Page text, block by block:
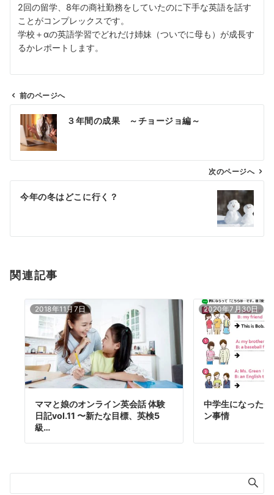
2回の留学、8年の商社勤務をしていたのに下手な英語を話す
ことがコンプレックスです。
学校＋αの英語学習でどれだけ姉妹（ついでに母も）が成長す
るかレポートします。
ビ
ン
前のページへ
３年間の成果 ～チョージョ編～
次のページへ
今年の冬はどこに行く？
関連記事
2018年11月7日
ママと娘のオンライン英会話 体験
日記vol.11 〜新たな目標、英検5
級…
2020年7月30日
中学生になった
ン事情